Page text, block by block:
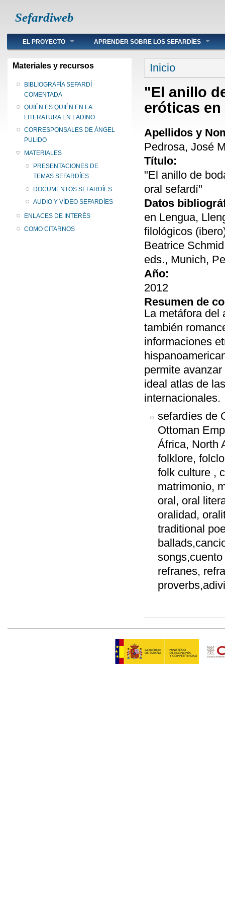
Sefardiweb
Main menu
EL PROYECTO APRENDER SOBRE LOS SEFARDÍES
Materiales y recursos
BIBLIOGRAFÍA SEFARDÍ
COMENTADA
QUIÉN ES QUIÉN EN LA
LITERATURA EN LADINO
CORRESPONSALES DE ÁNGEL
PULIDO
MATERIALES
PRESENTACIONES DE
TEMAS SEFARDÍES
DOCUMENTOS SEFARDÍES
AUDIO Y VÍDEO SEFARDÍES
ENLACES DE INTERÉS
COMO CITARNOS
Se encuentra
Inicio
"El anillo
eróticas
Apellidos y
Pedrosa, José
Título:
"El anillo de
oral sefardí"
Datos
en Lengua,
filológicos
Beatrice
eds., Munich,
Año:
2012
Resumen de
La metáfora del
también
informaciones
permite
ideal atlas de
internacionales.
sefardíes de
Ottoman
África, North
folklore,
folk culture ,
matrimonio,
oral, oral
oralidad,
traditional
refranes,